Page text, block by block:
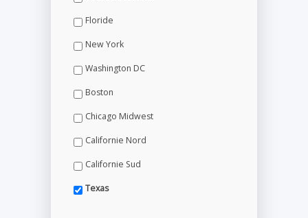
Floride
New York
Washington DC
Boston
Chicago Midwest
Californie Nord
Californie Sud
Texas